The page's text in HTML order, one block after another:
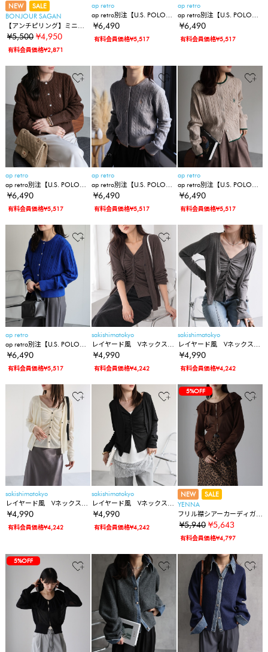
NEW
SALE
BONJOUR SAGAN
【アンチピリング】ミニマ
ルロゴ刺繍ニットカーディ
ガン
¥5,500 ¥4,950
有料会員価格¥2,871
ap retro
ap retro別注【U.S. POLO
ASSN./ユーエスポロアッス
ン】ケーブルニットカーデ
ィガン
¥6,490
有料会員価格¥5,517
ap retro
ap retro別注【U.S. POLO
ASSN./ユーエスポロアッス
ン】ケーブルニットカーデ
ィガン
¥6,490
有料会員価格¥5,517
ap retro
ap retro別注【U.S. POLO
ASSN./ユーエスポロアッス
ン】ケーブルニットカーデ
ィガン
¥6,490
有料会員価格¥5,517
ap retro
ap retro別注【U.S. POLO
ASSN./ユーエスポロアッス
ン】ケーブルニットカーデ
ィガン
¥6,490
有料会員価格¥5,517
ap retro
ap retro別注【U.S. POLO
ASSN./ユーエスポロアッス
ン】ケーブルニットカーデ
ィガン
¥6,490
有料会員価格¥5,517
ap retro
ap retro別注【U.S. POLO
ASSN./ユーエスポロアッス
ン】ケーブルニットカーデ
ィガン
¥6,490
有料会員価格¥5,517
sakishimatokyo
レイヤード風 Vネックスラ
ブカーディガン/春夏
¥4,990
有料会員価格¥4,242
sakishimatokyo
レイヤード風 Vネックスラ
ブカーディガン/春夏
¥4,990
有料会員価格¥4,242
sakishimatokyo
レイヤード風 Vネックスラ
ブカーディガン/春夏
¥4,990
有料会員価格¥4,242
sakishimatokyo
レイヤード風 Vネックスラ
ブカーディガン/春夏
¥4,990
有料会員価格¥4,242
5%OFF
NEW
SALE
YENNA
フリル襟シアーカーディガ
ン/シアーニット
¥5,940 ¥5,643
有料会員価格¥4,797
5%OFF